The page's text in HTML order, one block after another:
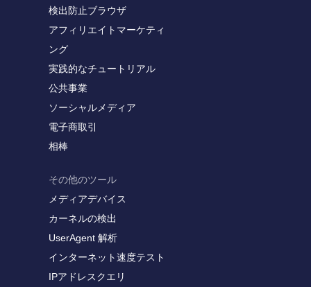
検出防止ブラウザ
アフィリエイトマーケティ
ング
実践的なチュートリアル
公共事業
ソーシャルメディア
電子商取引
相棒
その他のツール
メディアデバイス
カーネルの検出
UserAgent 解析
インターネット速度テスト
IPアドレスクエリ